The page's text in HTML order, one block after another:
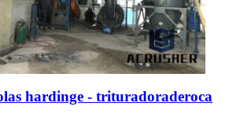
hardinge - trituradoraderoca